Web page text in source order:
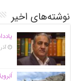
نوشته‌های اخیر
آذر ۲۹,